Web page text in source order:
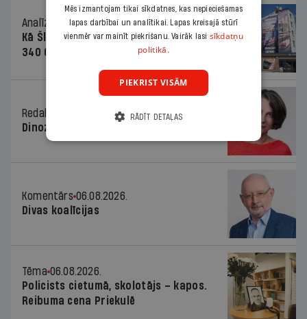
Analīze
06.08.2026.
Kā Šlesera partija palika nesodīta par
340 000 vērtu reklāmas kampaņu
Redaktores sleja
06.08.2026.
Dinozaura triks
Komentārs 06.08.2026.
Divas koalīcijas
Tēma 06.08.2026.
Policists cietumā, skolotājs – kapos.
Reibuma cena Priekulē
Mēs izmantojam tikai sīkdatnes, kas nepieciešamas
lapas darbībai un analītikai. Lapas kreisajā stūrī
vienmēr var mainīt piekrišanu. Vairāk lasi sīkdatņu
politikā.
PIEKRIST VISĀM
RĀDĪT DETAĻAS